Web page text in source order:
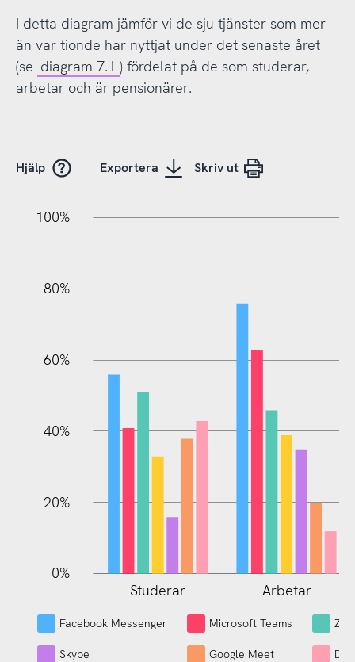
I detta diagram jämför vi de sju tjänster som mer
än var tionde har nyttjat under det senaste året
(se diagram 7.1 ) fördelat på de som studerar,
arbetar och är pensionärer.
Hjälp Exportera Skriv ut
100%
80%
60%
40%
20%
0%
L
Studerar Arbetar
Facebook Messenger Microsoft Teams
Skype Google Meet